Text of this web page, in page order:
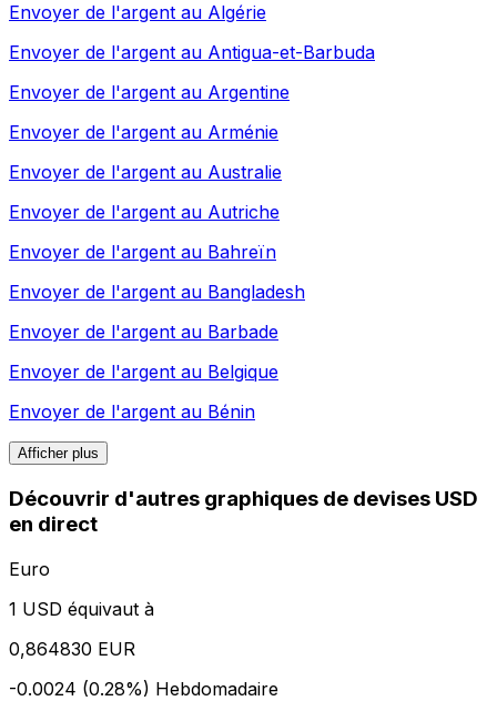
Envoyer de l'argent au Algérie
Envoyer de l'argent au Antigua-et-Barbuda
Envoyer de l'argent au Argentine
Envoyer de l'argent au Arménie
Envoyer de l'argent au Australie
Envoyer de l'argent au Autriche
Envoyer de l'argent au Bahreïn
Envoyer de l'argent au Bangladesh
Envoyer de l'argent au Barbade
Envoyer de l'argent au Belgique
Envoyer de l'argent au Bénin
Afficher plus
Découvrir d'autres graphiques de devises USD
en direct
Euro
1 USD équivaut à
0,864830 EUR
-0.0024 (0.28%) Hebdomadaire